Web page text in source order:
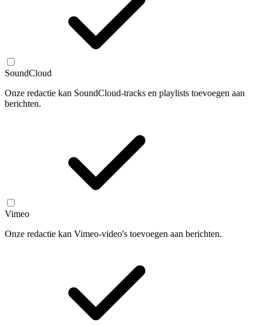
SoundCloud
Onze redactie kan SoundCloud-tracks en playlists toevoegen aan
berichten.
Vimeo
Onze redactie kan Vimeo-video's toevoegen aan berichten.